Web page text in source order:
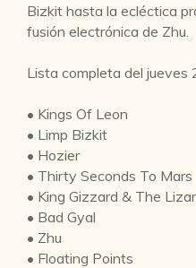
Bizkit hasta la ecléctica
fusión electrónica de Zhu.
Lista completa del jueves
• Kings Of Leon
• Limp Bizkit
• Hozier
• Thirty Seconds To Mars
• King Gizzard & The
• Bad Gyal
• Zhu
• Floating Points